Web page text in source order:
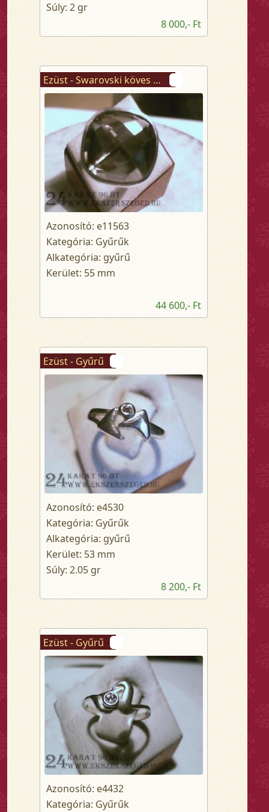
Súly: 2 gr
8 000,- Ft
Ezüst - Swarovski köves gyűrű
Azonosító: e11563
Kategória: Gyűrűk
Alkategória: gyűrű
Kerület: 55 mm
44 600,- Ft
Ezüst - Gyűrű
Azonosító: e4530
Kategória: Gyűrűk
Alkategória: gyűrű
Kerület: 53 mm
Súly: 2.05 gr
8 200,- Ft
Ezüst - Gyűrű
Azonosító: e4432
Kategória: Gyűrűk